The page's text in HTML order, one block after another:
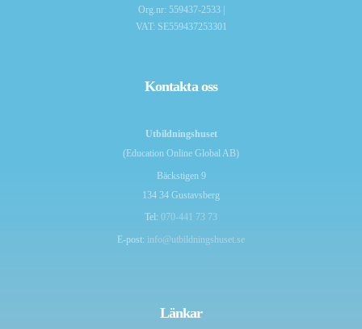
Org.nr: 559437-2533 |
VAT: SE559437253301
Kontakta oss
Utbildningshuset
(Education Online Global AB)
Bäckstigen 9
134 34 Gustavsberg
Tel: 070-441 73 73
E-post: info@utbildningshuset.se
Länkar